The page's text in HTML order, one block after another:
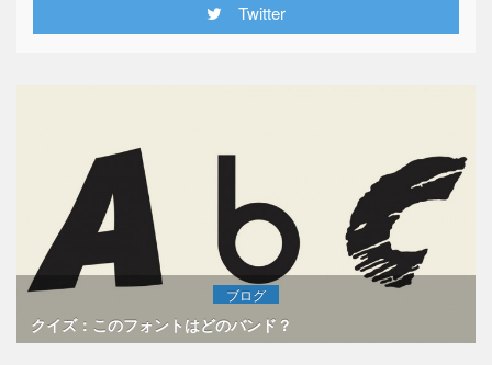
Twitter
ブログ
クイズ：このフォントはどのバンド？